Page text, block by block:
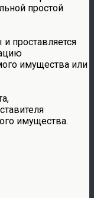
простой
проставляется
имущества или
имущества.